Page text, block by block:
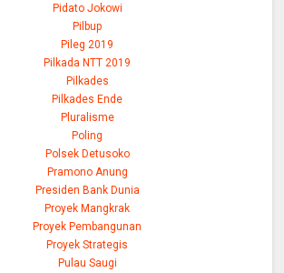
Pidato Jokowi
Pilbup
Pileg 2019
Pilkada NTT 2019
Pilkades
Pilkades Ende
Pluralisme
Poling
Polsek Detusoko
Pramono Anung
Presiden Bank Dunia
Proyek Mangkrak
Proyek Pembangunan
Proyek Strategis
Pulau Saugi